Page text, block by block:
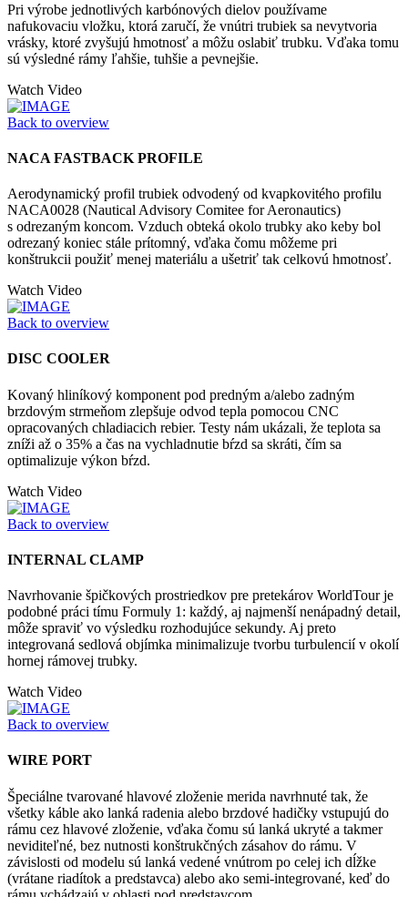
Pri výrobe jednotlivých karbónových dielov používame
nafukovaciu vložku, ktorá zaručí, že vnútri trubiek sa nevytvoria
vrásky, ktoré zvyšujú hmotnosť a môžu oslabiť trubku. Vďaka tomu
sú výsledné rámy ľahšie, tuhšie a pevnejšie.
Watch Video
Back to overview
NACA FASTBACK PROFILE
Aerodynamický profil trubiek odvodený od kvapkovitého profilu
NACA0028 (Nautical Advisory Comitee for Aeronautics)
s odrezaným koncom. Vzduch obteká okolo trubky ako keby bol
odrezaný koniec stále prítomný, vďaka čomu môžeme pri
konštrukcii použiť menej materiálu a ušetriť tak celkovú hmotnosť.
Watch Video
Back to overview
DISC COOLER
Kovaný hliníkový komponent pod predným a/alebo zadným
brzdovým strmeňom zlepšuje odvod tepla pomocou CNC
opracovaných chladiacich rebier. Testy nám ukázali, že teplota sa
zníži až o 35% a čas na vychladnutie bŕzd sa skráti, čím sa
optimalizuje výkon bŕzd.
Watch Video
Back to overview
INTERNAL CLAMP
Navrhovanie špičkových prostriedkov pre pretekárov WorldTour je
podobné práci tímu Formuly 1: každý, aj najmenší nenápadný detail,
môže spraviť vo výsledku rozhodujúce sekundy. Aj preto
integrovaná sedlová objímka minimalizuje tvorbu turbulencií v okolí
hornej rámovej trubky.
Watch Video
Back to overview
WIRE PORT
Špeciálne tvarované hlavové zloženie merida navrhnuté tak, že
všetky káble ako lanká radenia alebo brzdové hadičky vstupujú do
rámu cez hlavové zloženie, vďaka čomu sú lanká ukryté a takmer
neviditeľné, bez nutnosti konštrukčných zásahov do rámu. V
závislosti od modelu sú lanká vedené vnútrom po celej ich dĺžke
(vrátane riadítok a predstavca) alebo ako semi-integrované, keď do